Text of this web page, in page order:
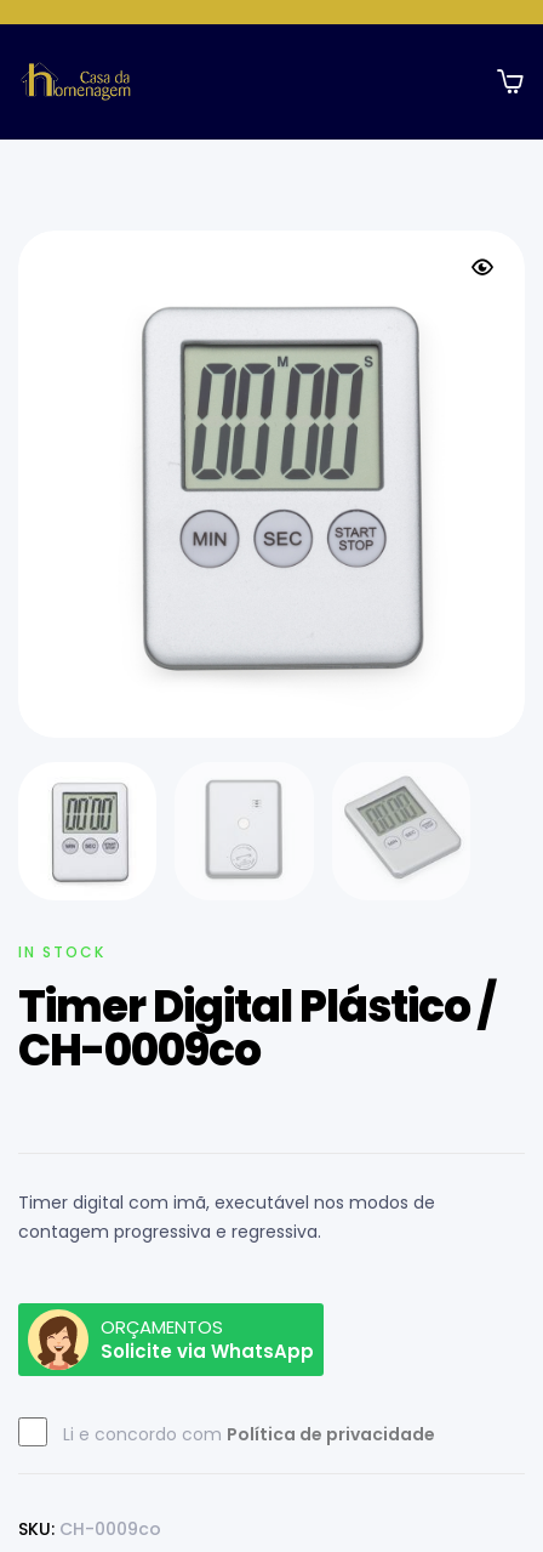
Home Page Timer Digital Plástico / CH-0009co
IN STOCK
Timer Digital Plástico /
CH-0009co
Timer digital com imã, executável nos modos de
contagem progressiva e regressiva.
ORÇAMENTOS
Solicite via WhatsApp
Li e concordo com Política de privacidade
SKU: CH-0009co